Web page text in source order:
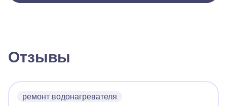
Отзывы
ремонт водонагревателя